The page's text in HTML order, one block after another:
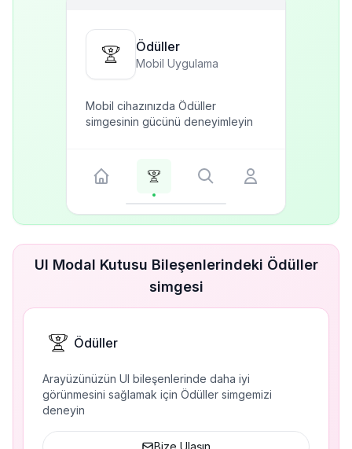
Ödüller
Mobil Uygulama
Mobil cihazınızda Ödüller
simgesinin gücünü deneyimleyin
UI Modal Kutusu Bileşenlerindeki Ödüller
simgesi
Ödüller
Arayüzünüzün UI bileşenlerinde daha iyi
görünmesini sağlamak için Ödüller simgemizi
deneyin
Bize Ulaşın